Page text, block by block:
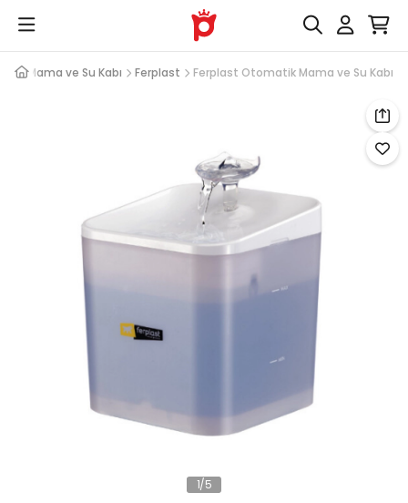
Mama ve Su Kabı Ferplast Ferplast Otomatik Mama ve Su Kabı
1/5